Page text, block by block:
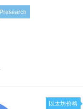
Presearch
以太坊价格